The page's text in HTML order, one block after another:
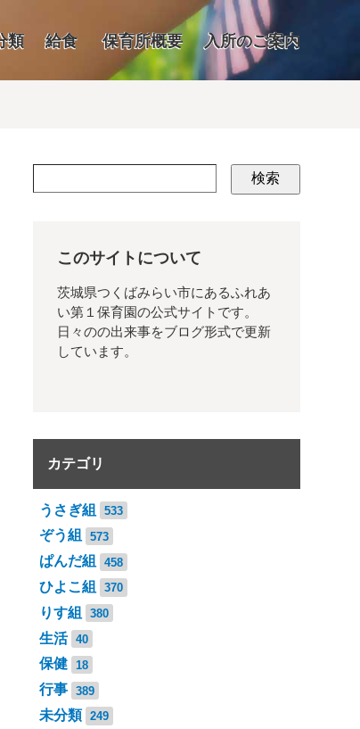
類 給食 保育所概要 入所のご案内
検索
このサイトについて
茨城県つくばみらい市にあるふれあ
い第１保育園の公式サイトです。
日々のの出来事をブログ形式で更新
しています。
カテゴリ
うさぎ組 533
ぞう組 573
ぱんだ組 458
ひよこ組 370
りす組 380
生活 40
保健 18
行事 389
未分類 249